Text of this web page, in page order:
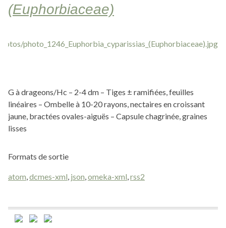
(Euphorbiaceae)
G à drageons/Hc – 2-4 dm – Tiges ± ramifiées, feuilles
linéaires – Ombelle à 10-20 rayons, nectaires en croissant
jaune, bractées ovales-aiguës – Capsule chagrinée, graines
lisses
Formats de sortie
atom,dcmes-xml, json,omeka-xml,rss2